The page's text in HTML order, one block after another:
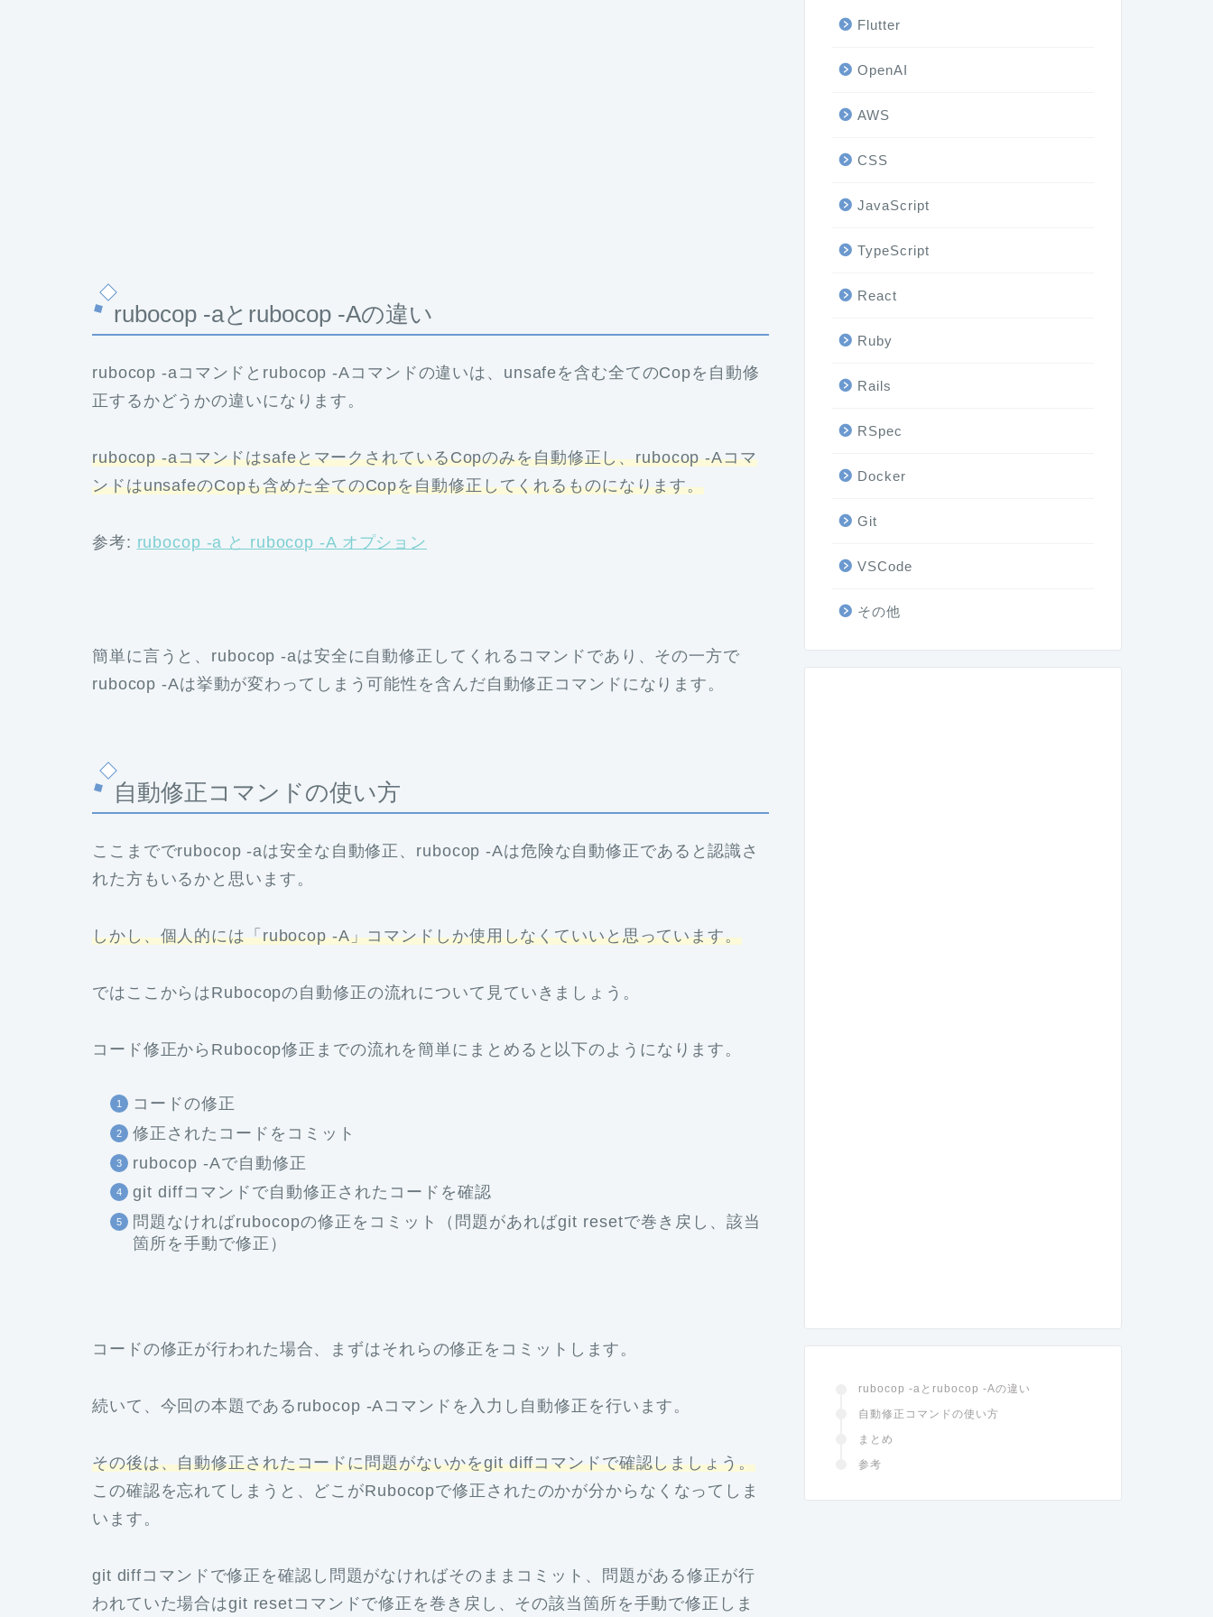
rubocop -aとrubocop -Aの違い
rubocop -aコマンドとrubocop -Aコマンドの違いは、unsafeを含む全てのCopを自動修
正するかどうかの違いになります。
rubocop -aコマンドはsafeとマークされているCopのみを自動修正し、rubocop -Aコマ
ンドはunsafeのCopも含めた全てのCopを自動修正してくれるものになります。
参考: rubocop -a と rubocop -A オプション
簡単に言うと、rubocop -aは安全に自動修正してくれるコマンドであり、その一方で
rubocop -Aは挙動が変わってしまう可能性を含んだ自動修正コマンドになります。
自動修正コマンドの使い方
ここまででrubocop -aは安全な自動修正、rubocop -Aは危険な自動修正であると認識さ
れた方もいるかと思います。
しかし、個人的には「rubocop -A」コマンドしか使用しなくていいと思っています。
ではここからはRubocopの自動修正の流れについて見ていきましょう。
コード修正からRubocop修正までの流れを簡単にまとめると以下のようになります。
コードの修正
修正されたコードをコミット
rubocop -Aで自動修正
git diffコマンドで自動修正されたコードを確認
問題なければrubocopの修正をコミット（問題があればgit resetで巻き戻し、該当
箇所を手動で修正）
コードの修正が行われた場合、まずはそれらの修正をコミットします。
続いて、今回の本題であるrubocop -Aコマンドを入力し自動修正を行います。
その後は、自動修正されたコードに問題がないかをgit diffコマンドで確認しましょう。
この確認を忘れてしまうと、どこがRubocopで修正されたのかが分からなくなってしま
います。
git diffコマンドで修正を確認し問題がなければそのままコミット、問題がある修正が行
われていた場合はgit resetコマンドで修正を巻き戻し、その該当箇所を手動で修正しま
Flutter
OpenAI
AWS
CSS
JavaScript
TypeScript
React
Ruby
Rails
RSpec
Docker
Git
VSCode
その他
rubocop -aとrubocop -Aの違い
自動修正コマンドの使い方
まとめ
参考